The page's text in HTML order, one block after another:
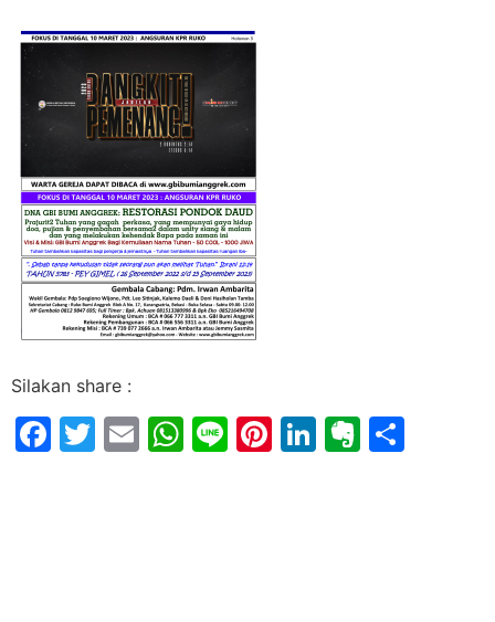
Silakan share :
Facebook
Twitter
EmailWhatsApp
LinePinterest
LinkedIn